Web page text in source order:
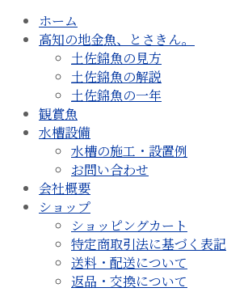
ホーム
高知の地金魚、とさきん。
土佐錦魚の見方
土佐錦魚の解説
土佐錦魚の一年
観賞魚
水槽設備
水槽の施工・設置例
お問い合わせ
会社概要
ショップ
ショッピングカート
特定商取引法に基づく表記
送料・配送について
返品・交換について